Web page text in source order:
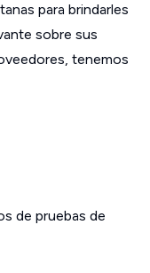
para brindarles
sobre sus
tenemos
de pruebas de